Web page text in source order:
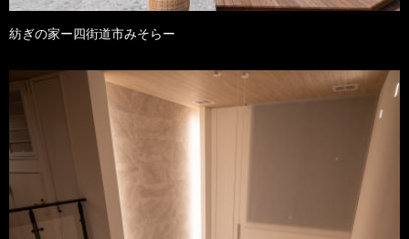
紡ぎの家ー四街道市みそらー